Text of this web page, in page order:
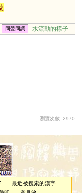
同聲同調 水流動的樣子
瀏覽次數: 2970
最近被搜索的漢字